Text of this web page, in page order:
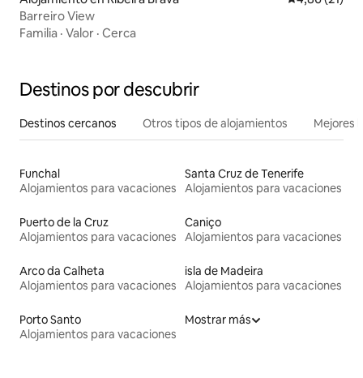
Barreiro View
Familia · Valor · Cerca
Destinos por descubrir
Destinos cercanos Otros tipos de alojamientos Mejores
Funchal
Alojamientos para vacaciones
Santa Cruz de Tenerife
Alojamientos para vacaciones
Puerto de la Cruz
Alojamientos para vacaciones
Caniço
Alojamientos para vacaciones
Arco da Calheta
Alojamientos para vacaciones
isla de Madeira
Alojamientos para vacaciones
Porto Santo
Alojamientos para vacaciones
Mostrar más